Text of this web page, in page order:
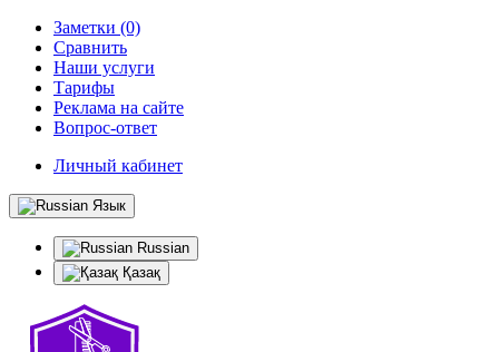
Заметки (0)
Сравнить
Наши услуги
Тарифы
Реклама на сайте
Вопрос-ответ
Личный кабинет
Язык
Russian
Қазақ